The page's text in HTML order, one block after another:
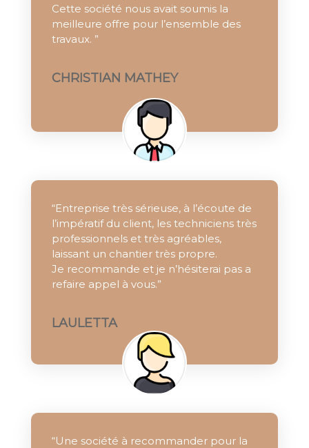
Cette société nous avait soumis la
meilleure offre pour l’ensemble des
travaux. ”
CHRISTIAN MATHEY
“Entreprise très sérieuse, à l’écoute de
l’impératif du client, les techniciens très
professionnels et très agréables,
laissant un chantier très propre.
Je recommande et je n’hésiterai pas a
refaire appel à vous.”
LAULETTA
“Une société à recommander pour la